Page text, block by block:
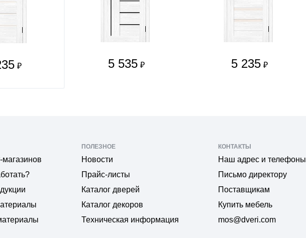
₽ 5 535 ₽ 5 235 ₽
магазинов
ПОЛЕЗНОЕ
Новости
Прайс-листы
Каталог дверей
Каталог декоров
Техническая информация
КОНТАКТЫ
Наш адрес и телефоны
Письмо директору
Поставщикам
Купить мебель
mos@dveri.com